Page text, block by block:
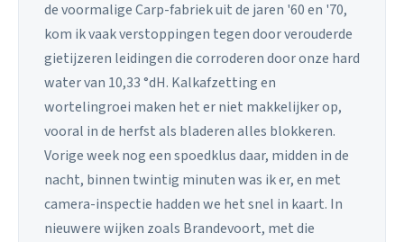
de voormalige Carp-fabriek uit de jaren '60 en '70,
kom ik vaak verstoppingen tegen door verouderde
gietijzeren leidingen die corroderen door onze hard
water van 10,33 °dH. Kalkafzetting en
wortelingroei maken het er niet makkelijker op,
vooral in de herfst als bladeren alles blokkeren.
Vorige week nog een spoedklus daar, midden in de
nacht, binnen twintig minuten was ik er, en met
camera-inspectie hadden we het snel in kaart. In
nieuwere wijken zoals Brandevoort, met die